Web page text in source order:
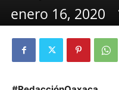
enero 16, 2020